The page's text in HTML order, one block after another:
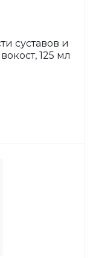
суставов и
125 мл